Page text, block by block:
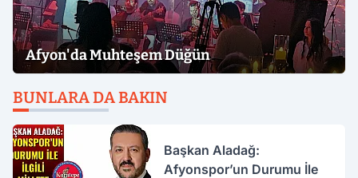
Afyon'da Muhteşem Düğün
BUNLARA DA BAKIN
Başkan Aladağ:
Afyonspor’un Durumu İle